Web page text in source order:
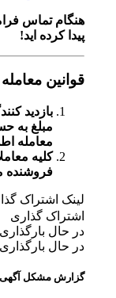
هنگام تماس فراموش
پیدا کرده اید!
قوانین معامله
بازدید
مبلغ به
معامله
کلیه معاملات
فروشنده
لینک اشتراک گذاری
اشتراک گذاری
در حال بارگذاری...
در حال بارگذاری...
گزارش مشکل آگهی